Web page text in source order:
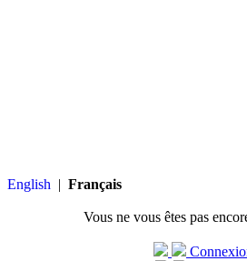
English | Français
Vous ne vous êtes pas